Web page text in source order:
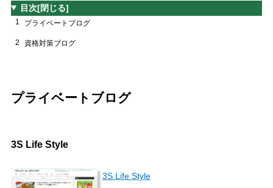
目次[閉じる]
1 プライベートブログ
2 資格対策ブログ
プライベートブログ
3S Life Style
3S Life Style